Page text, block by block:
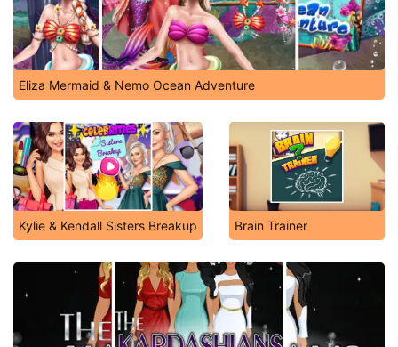
Eliza Mermaid & Nemo Ocean Adventure
Kylie & Kendall Sisters Breakup Brain Trainer